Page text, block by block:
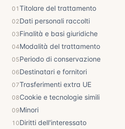
01 Titolare del trattamento
02Dati personali raccolti
03Finalità e basi giuridiche
04Modalità del trattamento
05Periodo di conservazione
06Destinatari e fornitori
07Trasferimenti extra UE
08Cookie e tecnologie simili
09Minori
10Diritti dell'interessato